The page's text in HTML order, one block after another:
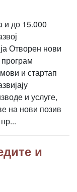
и до 15.000
Отворен нови
програм
и стартап
и услуге,
на нови позив
и